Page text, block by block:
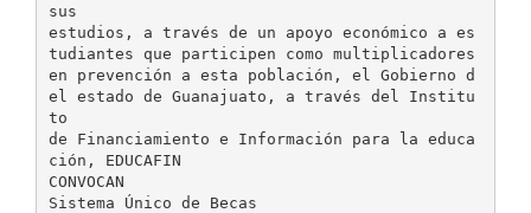
sus
estudios, a través de un apoyo económico a es
tudiantes que participen como multiplicadores
en prevención a esta población, el Gobierno d
el estado de Guanajuato, a través del Institu
to
de Financiamiento e Información para la educa
ción, EDUCAFIN
CONVOCAN
Sistema Único de Becas